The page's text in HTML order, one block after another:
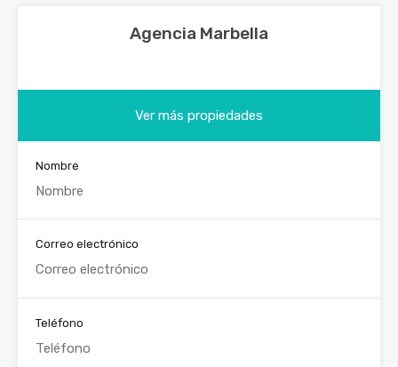
Agencia Marbella
Ver más propiedades
Nombre
Correo electrónico
Teléfono